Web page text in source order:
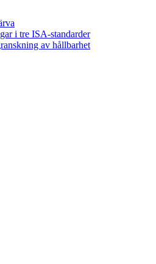
i tre ISA-standarder
av hållbarhet